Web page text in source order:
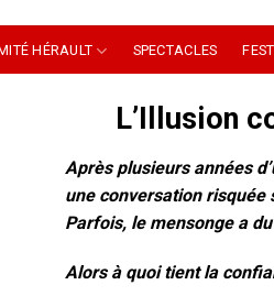
HÉRAULT SPECTACLES
L’Illusion
Après plusieurs années
une conversation
Parfois, le mensonge a
Alors à quoi tient la